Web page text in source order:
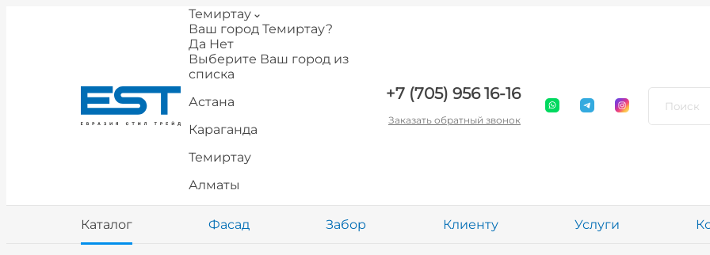
Темиртау
Ваш город Темиртау?
Да Нет
Выберите Ваш город из
списка
Астана
Караганда
Темиртау
Алматы
+7 (705) 956 16-16
Заказать обратный звонок
Каталог Фасад Забор Клиенту Услуги